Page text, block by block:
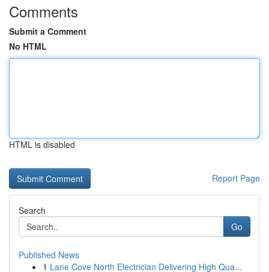
Comments
Submit a Comment
No HTML
HTML is disabled
Report Page
Search
Go
Published News
1 Lane Cove North Electrician Delivering High Qua...